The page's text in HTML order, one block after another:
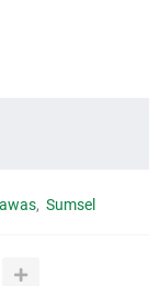
Sumsel